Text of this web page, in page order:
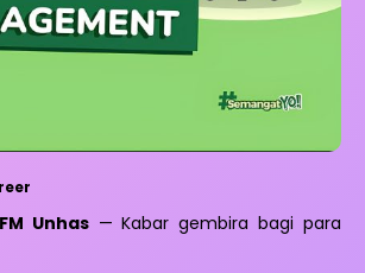
Unhas— Kabar gembira bagi para